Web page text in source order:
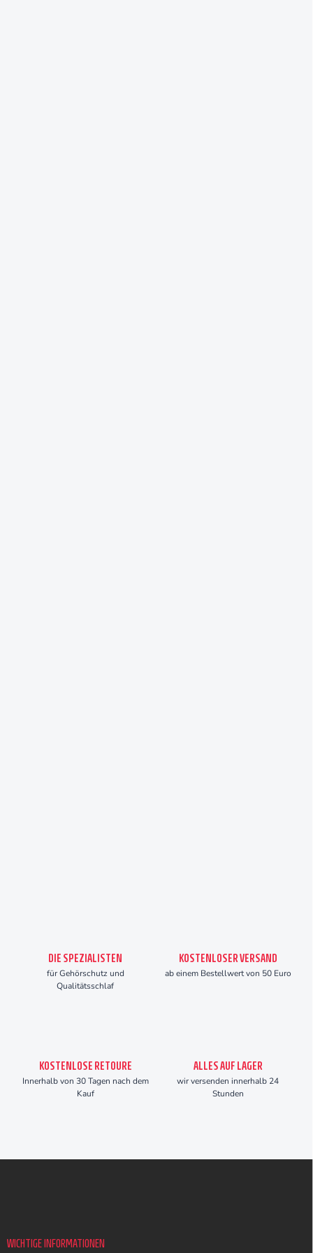
DIE SPEZIALISTEN
für Gehörschutz und
Qualitätsschlaf
KOSTENLOSER VERSAND
ab einem Bestellwert von 50 Euro
KOSTENLOSE RETOURE
Innerhalb von 30 Tagen nach dem
Kauf
ALLES AUF LAGER
wir versenden innerhalb 24
Stunden
WICHTIGE INFORMATIONEN